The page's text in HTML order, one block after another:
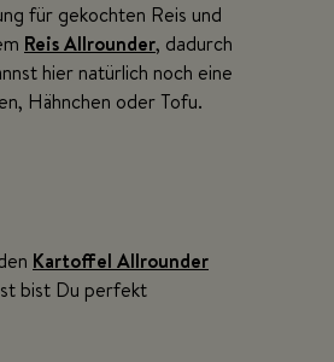
für gekochten Reis und
Reis Allrounder, dadurch
hier natürlich noch eine
Hähnchen oder Tofu.
Kartoffel Allrounder
bist Du perfekt